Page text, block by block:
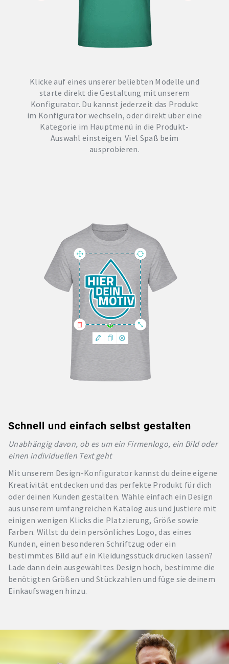
Klicke auf eines unserer beliebten Modelle und
starte direkt die Gestaltung mit unserem
Konfigurator. Du kannst jederzeit das Produkt
im Konfigurator wechseln, oder direkt über eine
Kategorie im Hauptmenü in die Produkt-
Auswahl einsteigen. Viel Spaß beim
ausprobieren.
Schnell und einfach selbst gestalten
Unabhängig davon, ob es um ein Firmenlogo, ein Bild oder
einen individuellen Text geht
Mit unserem Design-Konfigurator kannst du deine eigene
Kreativität entdecken und das perfekte Produkt für dich
oder deinen Kunden gestalten. Wähle einfach ein Design
aus unserem umfangreichen Katalog aus und justiere mit
einigen wenigen Klicks die Platzierung, Größe sowie
Farben. Willst du dein persönliches Logo, das eines
Kunden, einen besonderen Schriftzug oder ein
bestimmtes Bild auf ein Kleidungsstück drucken lassen?
Lade dann dein ausgewähltes Design hoch, bestimme die
benötigten Größen und Stückzahlen und füge sie deinem
Einkaufswagen hinzu.